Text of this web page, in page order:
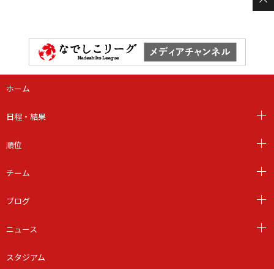
ホーム
日程・結果
順位
チーム
ブログ
ニュース
スタジアム